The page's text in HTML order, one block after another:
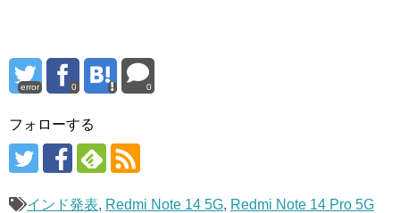
error 0 0
フォローする
インド発表, Redmi Note 14 5G, Redmi Note 14 Pro 5G